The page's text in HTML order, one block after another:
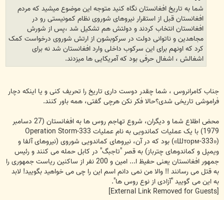
شما به تاریخ افغانستان نگاه کنید متوجه این موضوع میشید که مردم
افغانستان قبل از استقرار نیروهای شوروی نظام کمونیستی رو در
افغانستان انتخاب کردند و دولتش هم تشکیل شد ،پس از شورش
مجاهدین و ناتوانی دولت در سرکوبشون از ارتش شوروی درخواست کمک
کرد که اونهم برای این سرکوب داخلی وارد افغانستان شد نه برای
اشغالش ، اشغال حرفی بود که آمریکایی ها میزدند.
جناب کامرانروس ، شما چقدر دوست داری تاریخ را تحریف کنی و یا اینکه دچار
فراموشی تاریخی شدی؟حالا فکر نکن هرچی گفتی، همه باور کنند.
محض اطلاع شما و دیگران، شروع تهاجم روس ها به افغانستان (27 دسامبر
1979) با یک عملیات کماندویی به نام عملیات Operation Storm-333
(«Шторм-333») بود که در آن، نیروهای کماندویی شوروی (نیروهای آلفا و
ویمپل و کماندوهای چترباز) به قصر "تاجبگ" در کابل حمله می کنند و رئیس
جمهور افغانستان یعنی حفیظ ا... امین و 200 نفر از ساکنین ریاست جمهوری را
به قتل می رسانند !! والا من نمی دانم اسم این را چی می خواهید بگویید! لابد
به این می گویید "آزادی از نوع روس ها".